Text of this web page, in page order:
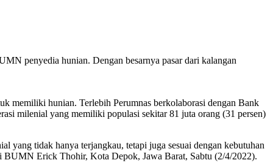
penyedia hunian. Dengan besarnya pasar dari kalangan
memiliki hunian. Terlebih Perumnas berkolaborasi dengan Bank
milenial yang memiliki populasi sekitar 81 juta orang (31 persen)
yang tidak hanya terjangkau, tetapi juga sesuai dengan kebutuhan
BUMN Erick Thohir, Kota Depok, Jawa Barat, Sabtu (2/4/2022).